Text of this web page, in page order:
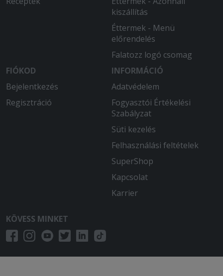
kiszállítás
Éttermek - Menü
előrendelés
Falatozz logó csomag
FIÓKOD
Bejelentkezés
Regisztráció
INFORMÁCIÓ
Adatvédelem
Fogyasztói Értékelési
Szabályzat
Süti kezelés
Felhasználási feltételek
SuperShop
Kapcsolat
Karrier
KÖVESS MINKET